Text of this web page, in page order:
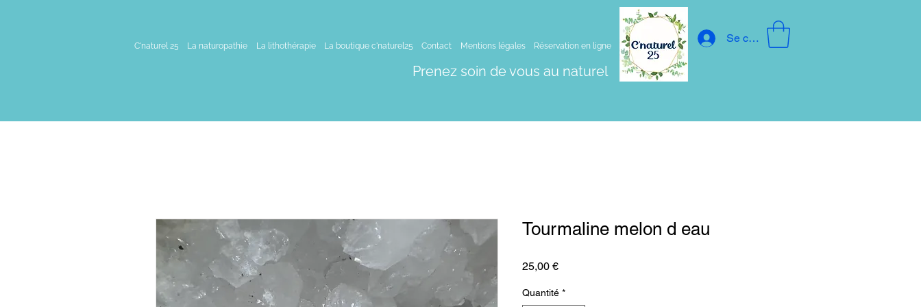
C'naturel 25 La naturopathie La lithothérapie La boutique c'naturel25 Contact Mentions légales Réservation en ligne
Prenez soin de vous au naturel
Se connecter
Tourmaline melon d eau
25,00 €Prix
Quantité *